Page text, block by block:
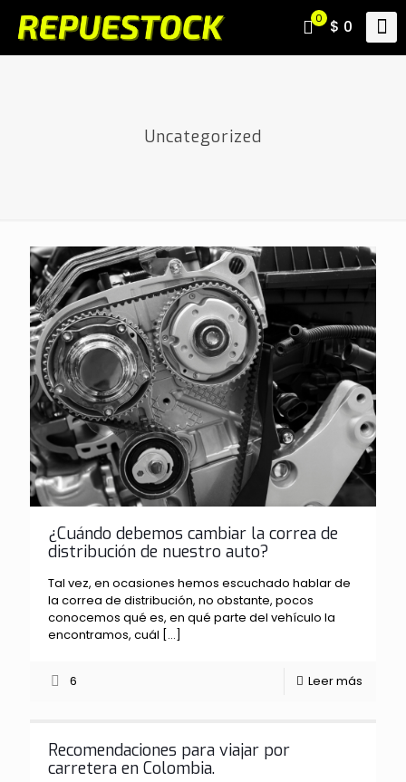
0 $ 0
Uncategorized
¿Cuándo debemos cambiar la correa de
distribución de nuestro auto?
Tal vez, en ocasiones hemos escuchado hablar de
la correa de distribución, no obstante, pocos
conocemos qué es, en qué parte del vehículo la
encontramos, cuál […]
6 Leer más
Recomendaciones para viajar por
carretera en Colombia.